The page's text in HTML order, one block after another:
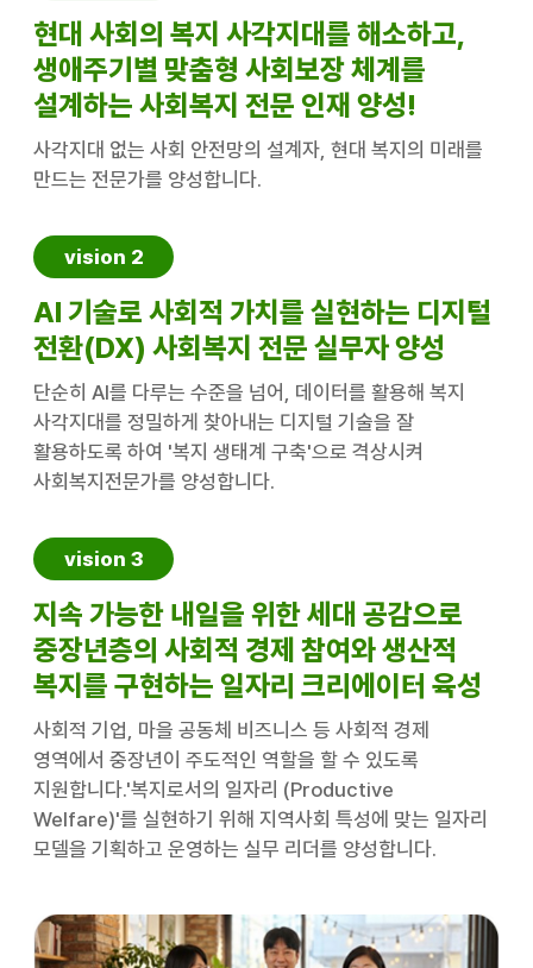
현대 사회의 복지 사각지대를 해소하고,
생애주기별 맞춤형 사회보장 체계를
설계하는 사회복지 전문 인재 양성!
사각지대 없는 사회 안전망의 설계자, 현대 복지의 미래를
만드는 전문가를 양성합니다.
vision 2
AI 기술로 사회적 가치를 실현하는 디지털
전환(DX) 사회복지 전문 실무자 양성
단순히 AI를 다루는 수준을 넘어, 데이터를 활용해 복지
사각지대를 정밀하게 찾아내는 디지털 기술을 잘
활용하도록 하여 '복지 생태계 구축'으로 격상시켜
사회복지전문가를 양성합니다.
vision 3
지속 가능한 내일을 위한 세대 공감으로
중장년층의 사회적 경제 참여와 생산적
복지를 구현하는 일자리 크리에이터 육성
사회적 기업, 마을 공동체 비즈니스 등 사회적 경제
영역에서 중장년이 주도적인 역할을 할 수 있도록
지원합니다.'복지로서의 일자리 (Productive
Welfare)'를 실현하기 위해 지역사회 특성에 맞는 일자리
모델을 기획하고 운영하는 실무 리더를 양성합니다.